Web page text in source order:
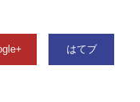
はてブ